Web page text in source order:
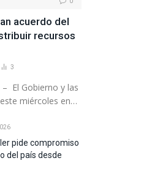
acuerdo del
recursos
3
– El Gobierno y las
miércoles en…
pide compromiso
del país desde